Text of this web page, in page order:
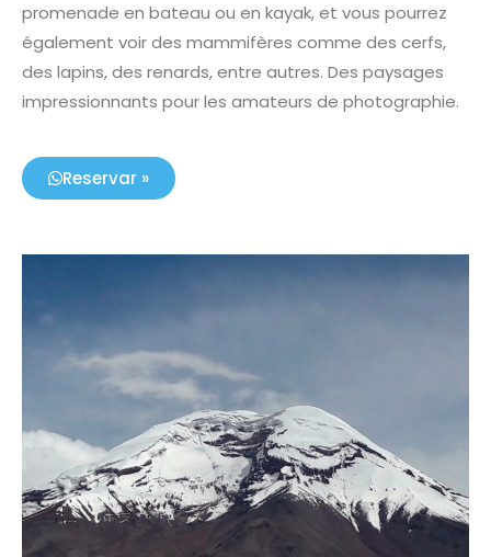
promenade en bateau ou en kayak, et vous pourrez
également voir des mammifères comme des cerfs,
des lapins, des renards, entre autres. Des paysages
impressionnants pour les amateurs de photographie.
Reservar »